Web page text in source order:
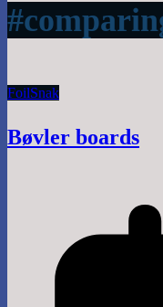
FoilSnak
Bøvler boards